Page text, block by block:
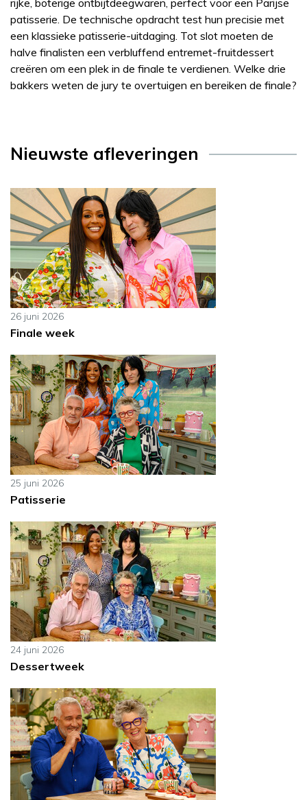
rijke, boterige ontbijtdeegwaren, perfect voor een Parijse
patisserie. De technische opdracht test hun precisie met
een klassieke patisserie-uitdaging. Tot slot moeten de
halve finalisten een verbluffend entremet-fruitdessert
creëren om een plek in de finale te verdienen. Welke drie
bakkers weten de jury te overtuigen en bereiken de finale?
Nieuwste afleveringen
26 juni 2026
Finale week
25 juni 2026
Patisserie
24 juni 2026
Dessertweek